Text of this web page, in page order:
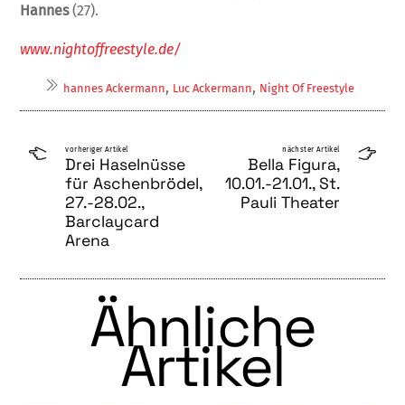
Hannes(27).
www.nightoffreestyle.de/
hannes Ackermann, Luc Ackermann, Night Of Freestyle
vorheriger Artikel
Drei Haselnüsse
für Aschenbrödel,
27.-28.02.,
Barclaycard
Arena
nächster Artikel
Bella Figura,
10.01.-21.01., St.
Pauli The­ater
Ähnliche
Artikel